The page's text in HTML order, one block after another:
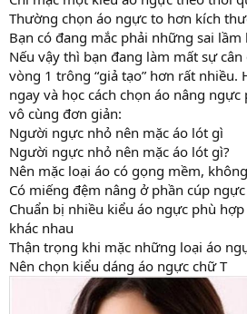
Thường chọn áo ngực to hơn kích
Bạn có đang mắc phải những sai
Nếu vậy thì bạn đang làm mất sự
vòng 1 trông “giả tạo” hơn rất nhiều.
ngay và học cách chọn áo nâng
vô cùng đơn giản:
Người ngực nhỏ nên mặc áo lót gì
Người ngực nhỏ nên mặc áo lót gì?
Nên mặc loại áo có gọng mềm,
Có miếng đệm nâng ở phần cúp
Chuẩn bị nhiều kiểu áo ngực phù
khác nhau
Thận trọng khi mặc những loại áo
Nên chọn kiểu dáng áo ngực chữ T